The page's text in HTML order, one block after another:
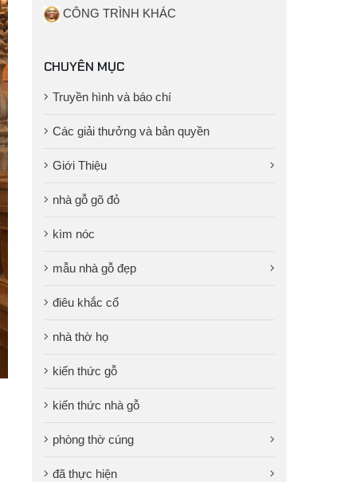
CÔNG TRÌNH KHÁC
CHUYÊN MỤC
Truyền hình và báo chí
Các giải thưởng và bản quyền
Giới Thiệu
nhà gỗ gõ đỏ
kìm nóc
mẫu nhà gỗ đẹp
điêu khắc cổ
nhà thờ họ
kiến thức gỗ
kiến thức nhà gỗ
phòng thờ cúng
đã thực hiện